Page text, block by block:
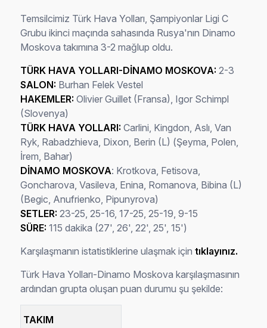
Temsilcimiz Türk Hava Yolları, Şampiyonlar Ligi C
Grubu ikinci maçında sahasında Rusya'nın Dinamo
Moskova takımına 3-2 mağlup oldu.
TÜRK HAVA YOLLARI-DİNAMO MOSKOVA:2-3
SALON: Burhan Felek Vestel
HAKEMLER:Olivier Guillet (Fransa), Igor Schimpl
(Slovenya)
TÜRK HAVA YOLLARI:Carlini, Kingdon, Aslı, Van
Ryk, Rabadzhieva, Dixon, Berin (L) (Şeyma, Polen,
İrem, Bahar)
DİNAMO MOSKOVA: Krotkova, Fetisova,
Goncharova, Vasileva, Enina, Romanova, Bibina (L)
(Begic, Anufrienko, Pipunyrova)
SETLER:23-25, 25-16, 17-25, 25-19, 9-15
SÜRE:115 dakika (27', 26', 22', 25', 15')
Karşılaşmanın istatistiklerine ulaşmak içintıklayınız.
Türk Hava Yolları-Dinamo Moskova karşılaşmasının
ardından grupta oluşan puan durumu şu şekilde:
TAKIM